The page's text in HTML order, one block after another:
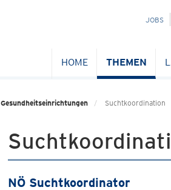
NAVIGATION
JOBS
HOME THEMEN
Gesundheitseinrichtungen Suchtkoordination
NÖ Suchtkoordinator